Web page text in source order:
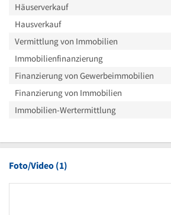
Häuserverkauf
Hausverkauf
Vermittlung von Immobilien
Immobilienfinanzierung
Finanzierung von Gewerbeimmobilien
Finanzierung von Immobilien
Immobilien-Wertermittlung
Foto/Video (1)